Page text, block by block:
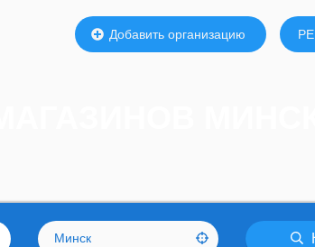
Добавить организацию
Минск